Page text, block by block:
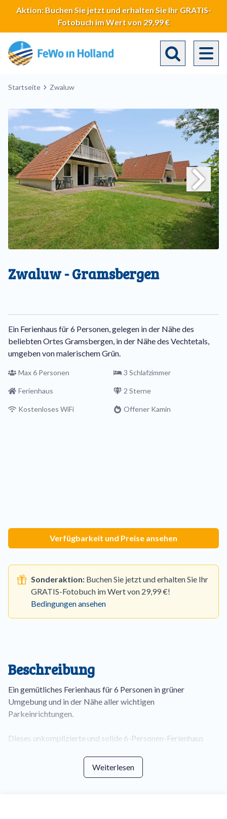
Direkt
Inhalt
Aktion: Buchen Sie jetzt und erhalten Sie Ihr GRATIS-
Fotobuch im Wert von 29,99 €
Toggle search
Breadcrumb
Startseite Zwaluw
Zwaluw - Gramsbergen
Ein Ferienhaus für 6 Personen, gelegen in der Nähe des
beliebten Ortes Gramsbergen, in der Nähe des Vechtetals,
umgeben von malerischem Grün.
Max 6 Personen 3 Schlafzimmer
Ferienhaus 2 Sterne
Kostenloses WiFi Offener Kamin
Verfügbarkeit und Preise ansehen
Sonderaktion: Buchen Sie jetzt und erhalten Sie Ihr
GRATIS-Fotobuch im Wert von 29,99 €!
Bedingungen ansehen
Beschreibung
Ein gemütliches Ferienhaus für 6 Personen in grüner
Umgebung und in der Nähe aller wichtigen
Parkeinrichtungen.
Dieses unkomplizierte und solide 6-Personen-Ferienhaus
gemütlicher Ess- und Sitzecke, einem Kamin und eine offene
Küche mit Kühlschrank, Filterkaffeemaschine, Elektroherd,
Weiterlesen